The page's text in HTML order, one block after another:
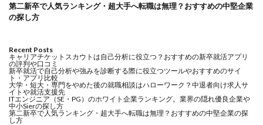
第二新卒で人気ランキング・超大手へ転職は無理？おすすめの中堅企業
の探し方
Recent Posts
キャリアチケットスカウトは自己分析に役立つ？おすすめの新卒就活アプリ
の評判や口コミ
新卒就活で自己分析や強みを診断する際に役立つツールやおすすめのサイ
ト・アプリ比較
大学・短大・専門をやめた後の就職相談はハローワーク？中退者向け求人サ
イトや就活支援先
ITエンジニア（SE・PG）のホワイト企業ランキング。業界の隠れ優良企業や
中小Sierの探し方
第二新卒で人気ランキング・超大手へ転職は無理？おすすめの中堅企業の探
し方